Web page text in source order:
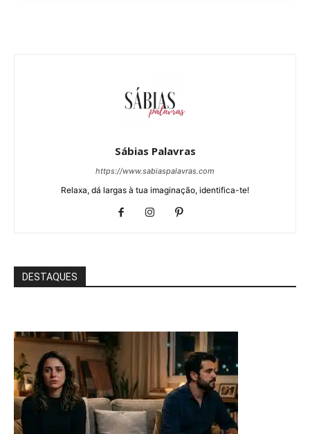
Sábias Palavras
https://www.sabiaspalavras.com
Relaxa, dá largas à tua imaginação, identifica-te!
DESTAQUES